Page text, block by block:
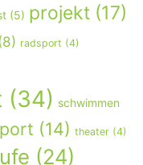
(5) projekt (17)
radsport (4)
(34) schwimmen
(14) theater (4)
(24)